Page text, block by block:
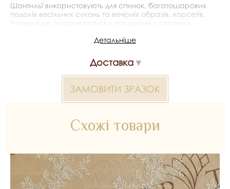
Шантильї використовують для спинок, багатошарових
подолів весільних суконь та вечірніх образів, корсетів.
Найкраще розкривається у поєднанні з сатином,
дорога та повітряна картинка.
*Передача кольору може бути спотворена пристроєм
Шантильї з кордом 2000000385846 — матеріал для
весільних суконь, декору та колекцій ательє. Доступний
Детальніше
Доставка
ЗАМОВИТИ ЗРАЗОК
Схожі товари